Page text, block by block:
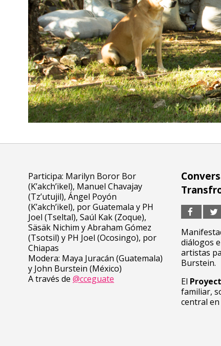
Participa: Marilyn Boror Bor
(K’akch’ikel), Manuel Chavajay
(Tz’utujil), Ángel Poyón
(K’akch’ikel), por Guatemala y PH
Joel (Tseltal), Saúl Kak (Zoque),
Säsäk Nichim y Abraham Gómez
(Tsotsil) y PH Joel (Ocosingo), por
Chiapas
Modera: Maya Juracán (Guatemala)
y John Burstein (México)
A través de @cceguate
diálogos
artistas
Burstein.
El
familiar,
central